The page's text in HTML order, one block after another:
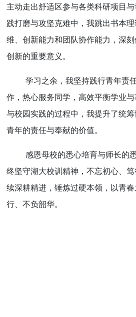
主动走出舒适区参与各类科研项目
践打磨与攻坚克难中，我跳出书本
维、创新能力和团队协作能力，深
创新的重要意义。
学习之余，我坚持践行青年责
作，热心服务同学，高效平衡学业
与校园实践的过程中，我提升了统
青年的责任与奉献的价值。
感恩母校的悉心培育与师长的
终坚守湖大校训精神，不忘初心、
续深耕精进，锤炼过硬本领，以青
行、不负韶华。